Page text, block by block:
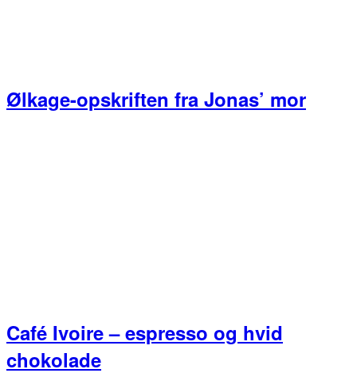
Ølkage-opskriften fra Jonas’ mor
Café Ivoire – espresso og hvid
chokolade